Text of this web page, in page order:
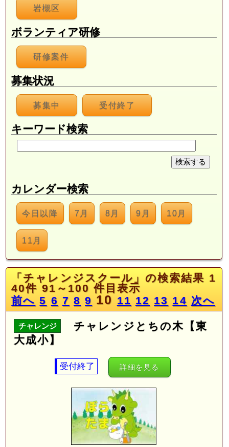
岩槻区
ボランティア研修
研修案件
募集状況
募集中 受付終了
キーワード検索
カレンダー検索
今日以降 7月 8月 9月 10月
11月
「チャレンジスクール」の検索結果 1
40件 91～100 件目表示
前へ 5 6 7 8 9 10 11 12 13 14 次へ
チャレンジ
チャレンジとちの木【東
大成小】
受付終了 詳細を見る